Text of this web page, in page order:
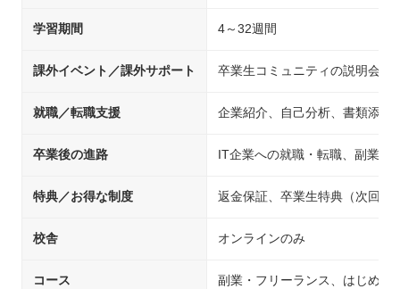
学習期間 4～32週間
課外イベント／課外サポート 卒業生コミュニティの説明会・
就職／転職支援 企業紹介、自己分析、書類添削
卒業後の進路 IT企業への就職・転職、副業、
特典／お得な制度 返金保証、卒業生特典（次回受
校舎 オンラインのみ
コース 副業・フリーランス、はじめ